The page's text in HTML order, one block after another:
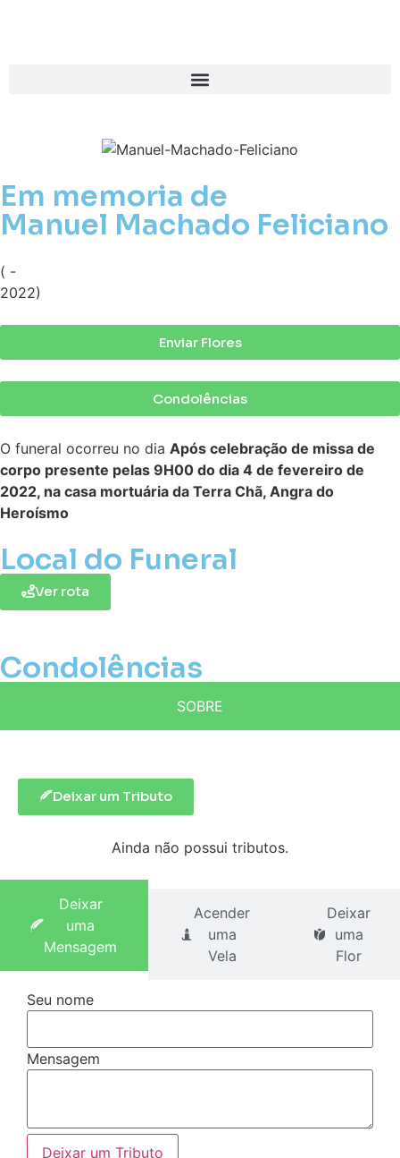
Em memoria de
Manuel Machado Feliciano
( -
2022)
Enviar Flores
Condolências
O funeral ocorreu no dia Após celebração de missa de
corpo presente pelas 9H00 do dia 4 de fevereiro de
2022, na casa mortuária da Terra Chã, Angra do
Heroísmo
Local do Funeral
Ver rota
Condolências
SOBRE
Deixar um Tributo
Ainda não possui tributos.
Deixar
uma
Mensagem
Acender
uma
Vela
Deixar
uma
Flor
Seu nome
Mensagem
Deixar um Tributo